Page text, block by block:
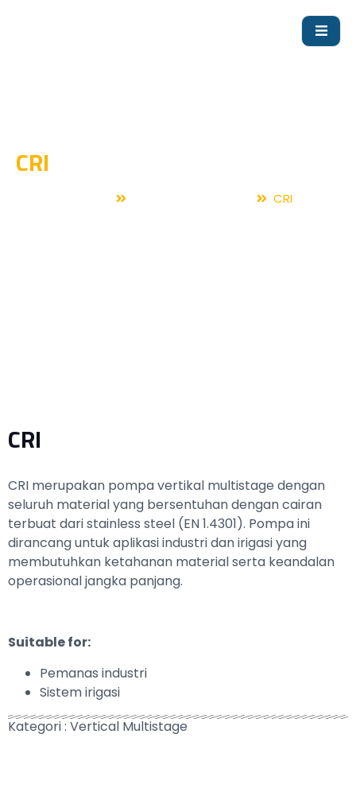
CRI
CRI
CRI
CRI merupakan pompa vertikal multistage dengan
seluruh material yang bersentuhan dengan cairan
terbuat dari stainless steel (EN 1.4301). Pompa ini
dirancang untuk aplikasi industri dan irigasi yang
membutuhkan ketahanan material serta keandalan
operasional jangka panjang.
Suitable for:
Pemanas industri
Sistem irigasi
Kategori : Vertical Multistage